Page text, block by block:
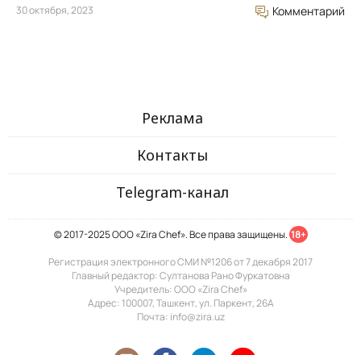
30 октября, 2023 Комментарий
Реклама
Контакты
Telegram-канал
© 2017-2025 ООО «Zira Chef». Все права защищены. 18+
Регистрация электронного СМИ №1206 от 7 декабря 2017
Главный редактор: Султанова Рано Фуркатовна
Учредитель: ООО «Zira Chef»
Адрес: 100007, Ташкент, ул. Паркент, 26А
Почта: info@zira.uz